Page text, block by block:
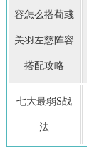
容怎么搭荀彧
关羽左慈阵容
搭配攻略
七大最弱S战
法